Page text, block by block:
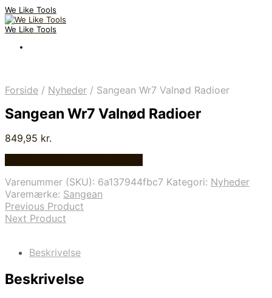
We Like Tools
We Like Tools
Forside / Nyheder / Sangean Wr7 Valnød Radioer
Sangean Wr7 Valnød Radioer
849,95 kr.
Varenummer (SKU): 6a137944fbc7 Kategori: Nyheder
Varemærke: Sangean
Previous Product
Next Product
Beskrivelse
Beskrivelse